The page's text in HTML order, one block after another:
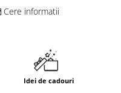
Cere informatii
Idei de cadouri